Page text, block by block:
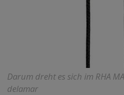
Darum dreht es sich im RHA
delamar